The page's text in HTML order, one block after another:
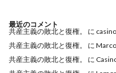
最近のコメント
共産主義の敗北と復権。
に
共産主義の敗北と復権。
に
共産主義の敗北と復権。
に